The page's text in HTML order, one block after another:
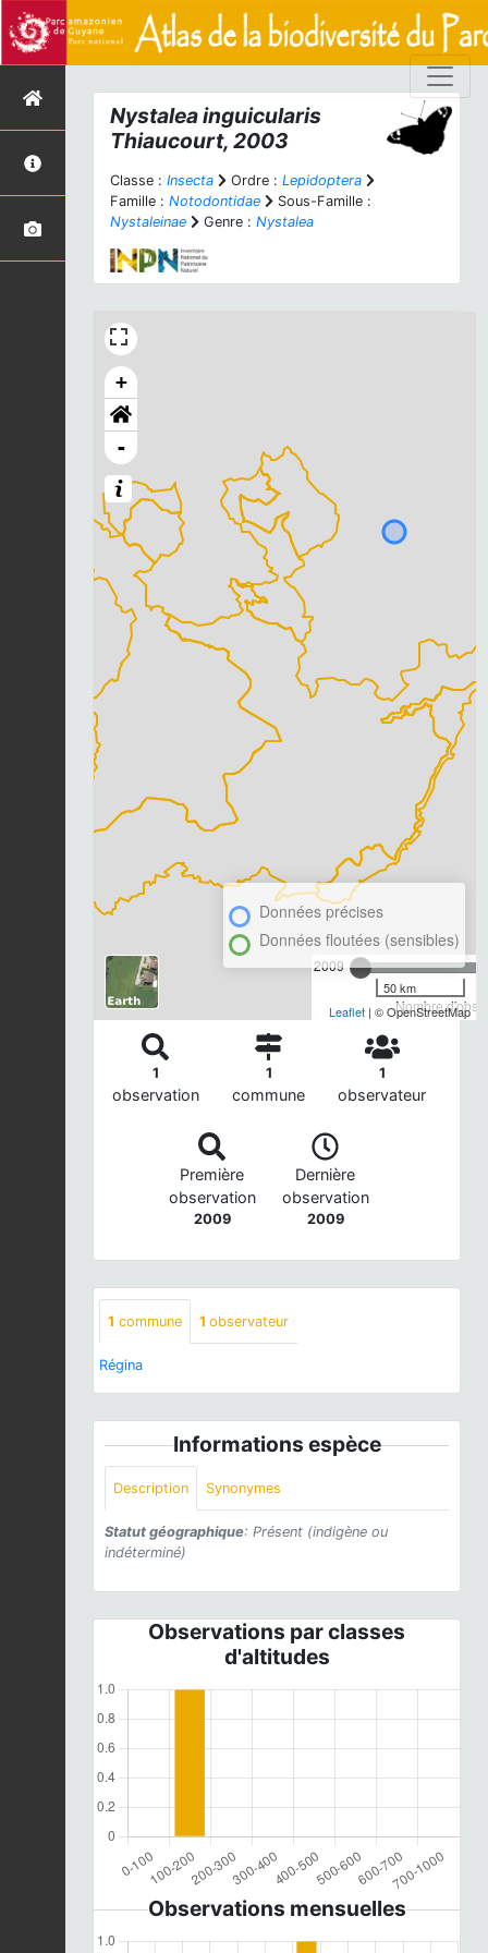
Nystalea inguicularis
Thiaucourt, 2003
Classe : Insecta Ordre : Lepidoptera
Famille : Notodontidae
Sous-Famille :
Nystaleinae
Genre : Nystalea
+
-
2009
Nombre
Données précises
Données floutées (sensibles)
50 km
Leaflet | © OpenStreetMap
1
observation
1
commune
1
observateur
Première
observation
2009
Dernière
observation
2009
1 commune 1 observateur
Régina
Informations espèce
Description Synonymes
Statut géographique: Présent (indigène ou
indéterminé)
Observations par classes
d'altitudes
Observations mensuelles